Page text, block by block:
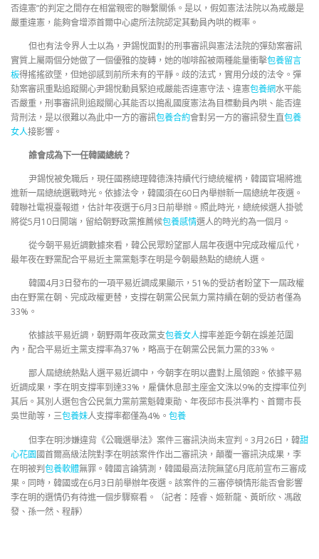
否違憲”的判定之間存在相當親密的聯繫關係。是以，假如憲法法院以為戒嚴是
嚴重違憲，能夠會增添首爾中心處所法院認定其動員內哄的概率。
但也有法令界人士以為，尹錫悅面對的刑事審訊與憲法法院的彈劾案審訊
實質上屬兩個分她做了一個優雅的旋轉，她的咖啡館被兩種能量衝擊包養留言
板得搖搖欲墜，但她卻感到前所未有的平靜。歧的法式，實用分歧的法令。彈
劾案審訊重點追蹤關心尹錫悅動員緊迫戒嚴能否違憲守法、違憲包養網水平能
否嚴重，刑事審訊則追蹤關心其能否以搗亂國度憲法為目標動員內哄、能否違
背刑法，是以很難以為此中一方的審訊包養合約會對另一方的審訊發生直包養
女人接影響。
誰會成為下一任韓國總統？
尹錫悅被免職后，現任國務總理韓德洙持續代行總統權柄，韓國官場將進
進新一屆總統選戰時光。依據法令，韓國須在60日內舉辦新一屆總統年夜選。
韓聯社電視臺報道，估計年夜選于6月3日前舉辦。照此時光，總統候選人掛號
將從5月10日開端，留給朝野政黨推薦候包養感情選人的時光約為一個月。
從今朝平易近調數據來看，韓公民眾盼望鄙人屆年夜選中完成政權瓜代，
最年夜在野黨配合平易近主黨黨魁李在明是今朝最熱點的總統人選。
韓國4月3日發布的一項平易近調成果顯示，51%的受訪者盼望下一屆政權
由在野黨在朝、完成政權更替，支撐在朝黨公民氣力黨持續在朝的受訪者僅為
33%。
依據該平易近調，朝野兩年夜政黨支包養女人撐率差距今朝在誤差范圍
內，配合平易近主黨支撐率為37%，略高于在朝黨公民氣力黨的33%。
鄙人屆總統熱點人選平易近調中，今朝李在明以盡對上風領跑。依據平易
近調成果，李在明支撐率到達33%，雇傭休息部主座金文洙以9%的支撐率位列
其后。其別人選包含公民氣力黨前黨魁韓東勛、年夜邱市長洪準杓、首爾市長
吳世勛等，三包養妹人支撐率都僅為4%。 包養
但李在明涉嫌違背《公職選舉法》案件三審訊決尚未宣判。3月26日，韓甜
心花園國首爾高級法院對李在明該案件作出二審訊決，顛覆一審訊決成果，李
在明被判包養軟體無罪。韓國言論猜測，韓國最高法院無望6月底前宣布三審成
果。同時，韓國或在6月3日前舉辦年夜選。該案件的三審停頓情形能否會影響
李在明的選情仍有待進一個步驟察看。（記者：陸睿、姬新龍、黃昕欣、馮啟
發、孫一然、程靜）